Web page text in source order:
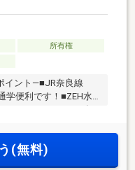
所有権
イント―■JR奈良線
学便利です！■ZEH水
内！お子様の通学も安
(無料)